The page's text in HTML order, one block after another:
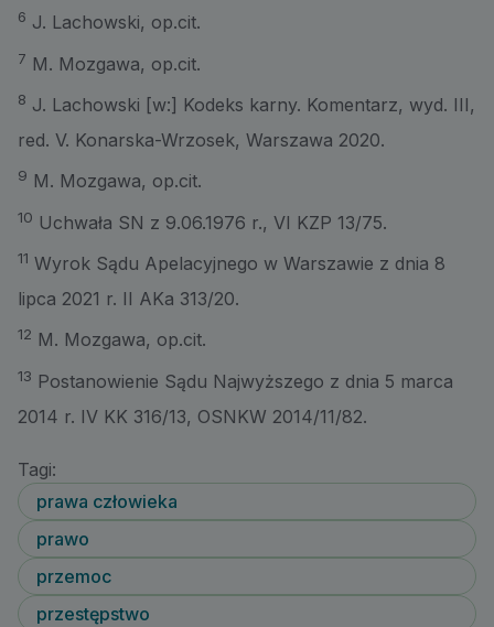
6 J. Lachowski, op.cit.
7 M. Mozgawa, op.cit.
8 J. Lachowski [w:] Kodeks karny. Komentarz, wyd. III,
red. V. Konarska-Wrzosek, Warszawa 2020.
9 M. Mozgawa, op.cit.
10 Uchwała SN z 9.06.1976 r., VI KZP 13/75.
11 Wyrok Sądu Apelacyjnego w Warszawie z dnia 8
lipca 2021 r. II AKa 313/20.
12 M. Mozgawa, op.cit.
13 Postanowienie Sądu Najwyższego z dnia 5 marca
2014 r. IV KK 316/13, OSNKW 2014/11/82.
Tagi:
prawa człowieka
prawo
przemoc
przestępstwo